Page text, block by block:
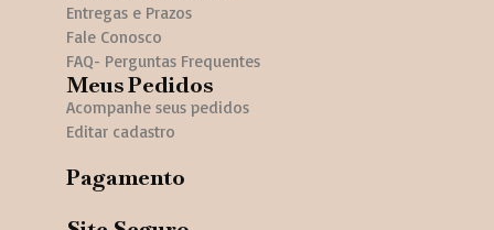
Entregas e Prazos
Fale Conosco
FAQ- Perguntas Frequentes
Meus Pedidos
Acompanhe seus pedidos
Editar cadastro
Pagamento